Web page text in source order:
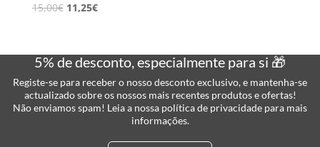
15,00€ 11,25€
5% de desconto, especialmente para si 🎁
Registe-se para receber o nosso desconto exclusivo, e mantenha-se
actualizado sobre os nossos mais recentes produtos e ofertas!
Não enviamos spam! Leia a nossa política de privacidade para mais
informações.